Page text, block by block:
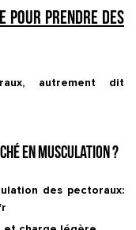
pour prendre des
autrement dit
en musculation ?
des pectoraux: